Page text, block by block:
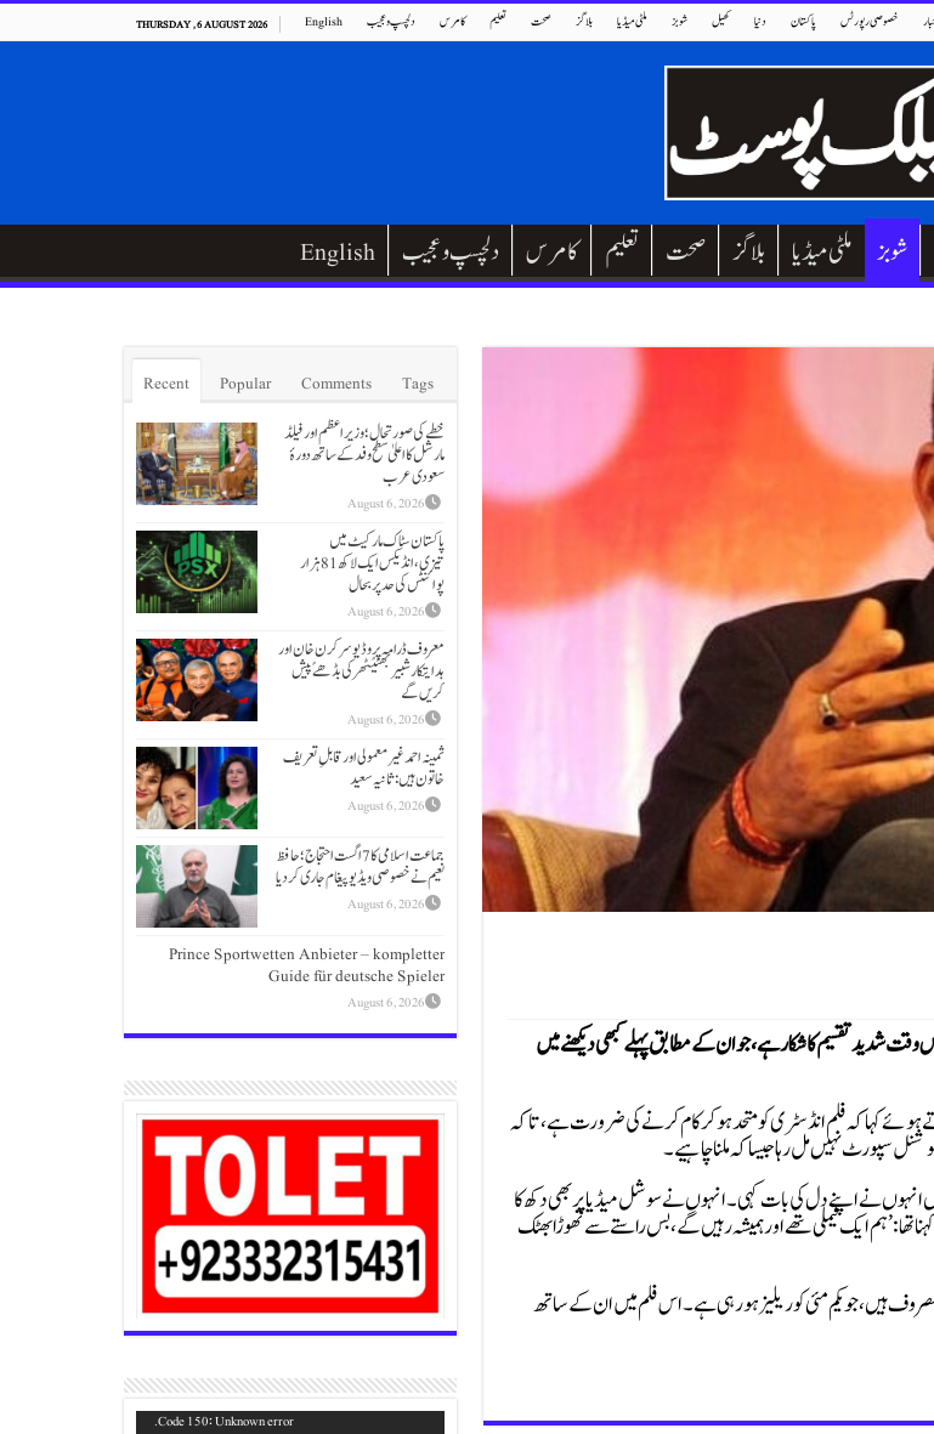
THURSDAY , 6 AUGUST 2026 English دلچسپ و عجیب کامرس تعلیم صحت بلاگز ملٹی میڈیا شوبز کھیل دنیا پاکستان خصوصی رپورٹس
English دلچسپ و عجیب کامرس تعلیم صحت بلاگز ملٹی میڈیا شوبز
وقت شدید تقسیم کا شکار ہے، جو ان کے مطابق پہلے کبھی دیکھنے میں
کا اظہار کرتے ہوئے کہا کہ فلم انڈسٹری کو متحد ہو کر کام کرنے کی ضرورت ہے، تاکہ
سپورٹ نہیں مل رہا جیسا کہ ملنا چاہیے۔
نے اپنے دل کی بات کہی۔ انہوں نے سوشل میڈیا پر بھی دکھ کا
’ہم ایک فیملی تھے اور ہمیشہ رہیں گے، بس راستے سے تھوڑا بھٹک
ہیں، جو یکم مئی کو ریلیز ہو رہی ہے۔ اس فلم میں ان کے ساتھ
Recent Popular Comments
Tags
خطے کی صورتحال؛ وزیراعظم اور فیلڈ
مارشل کا اعلیٰ سطح وفد کے ساتھ دورۂ
سعودی عرب
August 6, 2026
پاکستان سٹاک مارکیٹ میں
تیزی،انڈیکس ایک لاکھ 81 ہزار
پوائنٹس کی حد پر بحال
August 6, 2026
معروف ڈرامہ پروڈیوسر کرن خان اور
ہدایتکار شبیر بھٹیًٹھرکی بڈھےًپیش
کریں گے
August 6, 2026
ثمینہ احمد غیر معمولی اور قابلِ تعریف
خاتون ہیں: ثانیہ سعید
August 6, 2026
جماعت اسلامی کا 7 اگست احتجاج؛حافظ
نعیم نے خصوصی ویڈیو پیغام جاری کردیا
August 6, 2026
Prince Sportwetten Anbieter – kompletter
Guide für deutsche Spieler
August 6, 2026
Code 150: Unknown error.